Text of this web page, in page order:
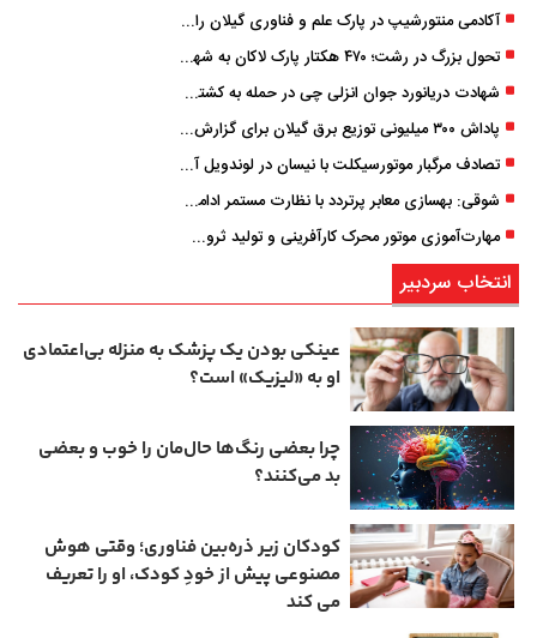
آکادمی منتورشیپ در پارک علم و فناوری گیلان راه‌اندازی شد
تحول بزرگ در رشت؛ ۴۷۰ هکتار پارک لاکان به شهر ملحق می‌شود/ انتقال سند به‌ زودی
شهادت دریانورد جوان انزلی چی در حمله به کشتی تجاری در دریای کاسپین
پاداش ۳۰۰ میلیونی توزیع برق گیلان برای گزارش ماینرهای غیرمجاز
تصادف مرگبار موتورسیکلت با نیسان در لوندویل آستارا/ انتقال مصدوم با اورژانس هوایی به رشت
شوقی: بهسازی معابر پرتردد با نظارت مستمر ادامه دارد
مهارت‌آموزی موتور محرک کارآفرینی و تولید ثروت است
انتخاب سردبیر
عینکی‌ بودن یک پزشک به منزله بی‌اعتمادی
او به «لیزیک» است؟
چرا بعضی رنگ‌ها حال‌مان را خوب و بعضی
بد می‌کنند؟
کودکان زیر ذره‌بین فناوری؛ وقتی هوش
مصنوعی پیش از خودِ کودک، او را تعریف
می ‌کند